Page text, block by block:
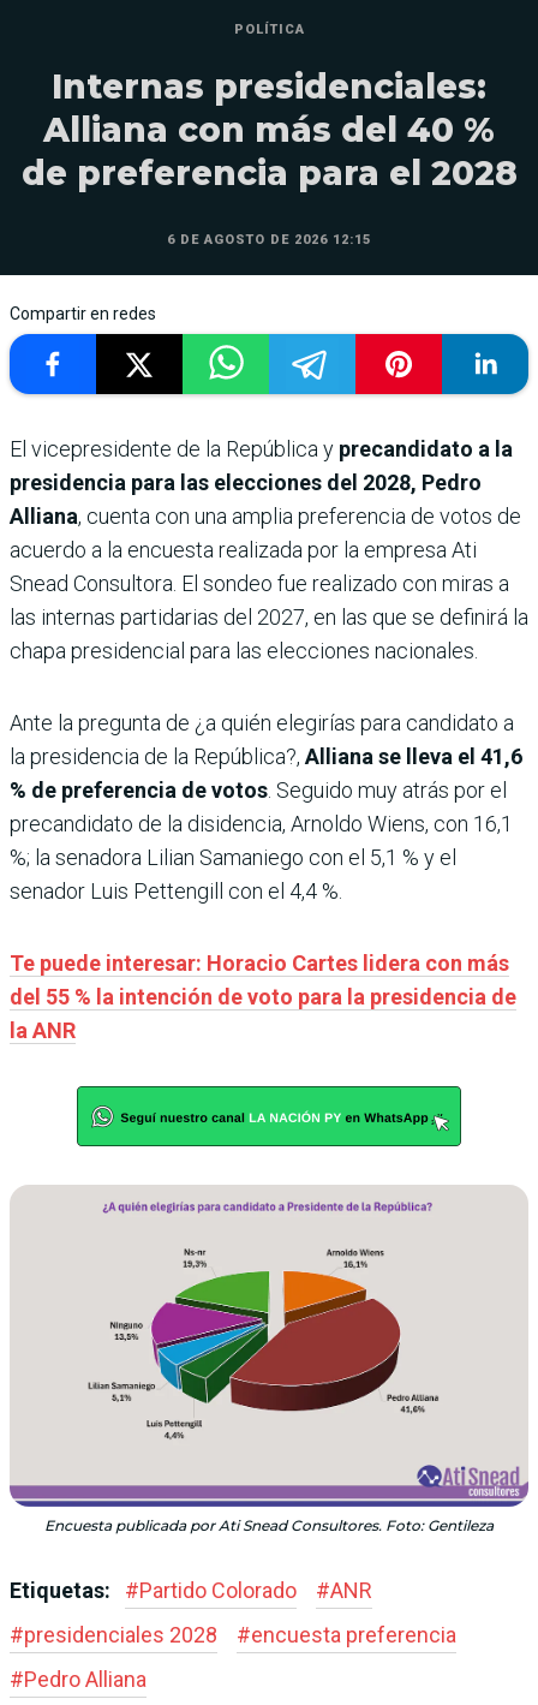
POLÍTICA
Internas presidenciales:
Alliana con más del 40 %
de preferencia para el 2028
6 DE AGOSTO DE 2026 12:15
Compartir en redes
El vicepresidente de la República y precandidato a la
presidencia para las elecciones del 2028, Pedro
Alliana, cuenta con una amplia preferencia de votos de
acuerdo a la encuesta realizada por la empresa Ati
Snead Consultora. El sondeo fue realizado con miras a
las internas partidarias del 2027, en las que se definirá la
chapa presidencial para las elecciones nacionales.
Ante la pregunta de ¿a quién elegirías para candidato a
la presidencia de la República?, Alliana se lleva el 41,6
% de preferencia de votos . Seguido muy atrás por el
precandidato de la disidencia, Arnoldo Wiens, con 16,1
%; la senadora Lilian Samaniego con el 5,1 % y el
senador Luis Pettengill con el 4,4 %.
Te puede interesar: Horacio Cartes lidera con más
del 55 % la intención de voto para la presidencia de
la ANR
Encuesta publicada por Ati Snead Consultores. Foto: Gentileza
Etiquetas: #Partido Colorado #ANR
#presidenciales 2028 #encuesta preferencia
#Pedro Alliana